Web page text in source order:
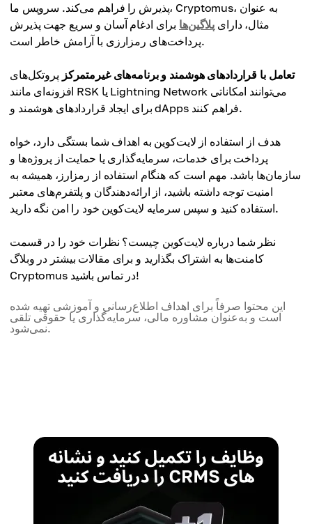
پذیرش را فراهم می‌کند. سرویس ما، Cryptomus، به عنوان
مثال، دارای پلاگین‌ها برای ادغام آسان و سریع جهت پذیرش
پرداخت‌های رمزارزی با آرامش خاطر است.
تعامل با قراردادهای هوشمند و برنامه‌های غیرمتمرکز پروتکل‌های
افزونه‌ای مانند RSK یا Lightning Network می‌توانند امکاناتی
برای ایجاد قراردادهای هوشمند و dApps فراهم کنند.
هدف از استفاده از لایت‌کوین به اهداف شما بستگی دارد، خواه
پرداخت برای خدمات، سرمایه‌گذاری یا حمایت از پروژه‌ها و
سازمان‌ها باشد. مهم است که هنگام استفاده از رمزارز، همیشه به
امنیت توجه داشته باشید، از ارائه‌دهندگان و پلتفرم‌های معتبر
استفاده کنید و سپس سرمایه لایت‌کوین خود را امن نگه دارید.
نظر شما درباره لایت‌کوین چیست؟ نظرات خود را در قسمت
کامنت‌ها به اشتراک بگذارید و برای مقالات بیشتر در وبلاگ
Cryptomus در تماس باشید!
این محتوا صرفاً برای اهداف اطلاع‌رسانی و آموزشی تهیه شده
است و به‌عنوان مشاوره مالی، سرمایه‌گذاری یا حقوقی تلقی
نمی‌شود.